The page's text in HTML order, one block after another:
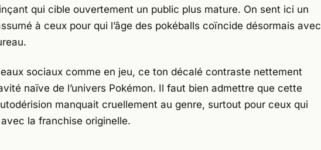
qui cible ouvertement un public plus mature. On sent ici un
à ceux pour qui l’âge des pokéballs coïncide désormais avec
sociaux comme en jeu, ce ton décalé contraste nettement
naïve de l’univers Pokémon. Il faut bien admettre que cette
manquait cruellement au genre, surtout pour ceux qui
la franchise originelle.